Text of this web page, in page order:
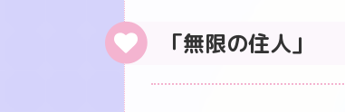
「無限の住人」